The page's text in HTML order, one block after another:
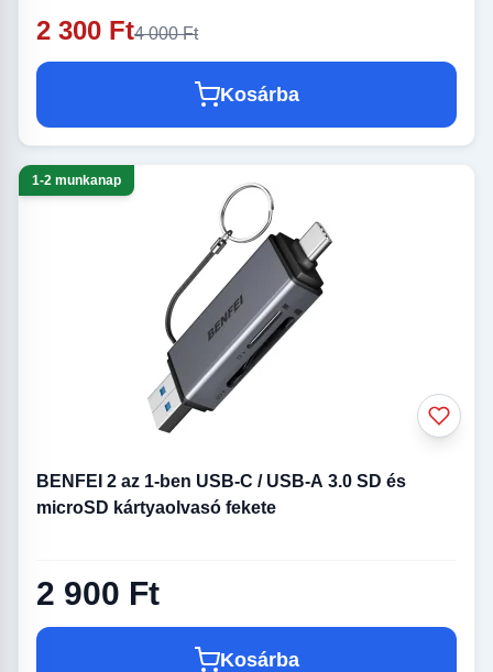
2 300 Ft4 000 Ft
Kosárba
1-2 munkanap
BENFEI 2 az 1-ben USB-C / USB-A 3.0 SD és
microSD kártyaolvasó fekete
2 900 Ft
Kosárba